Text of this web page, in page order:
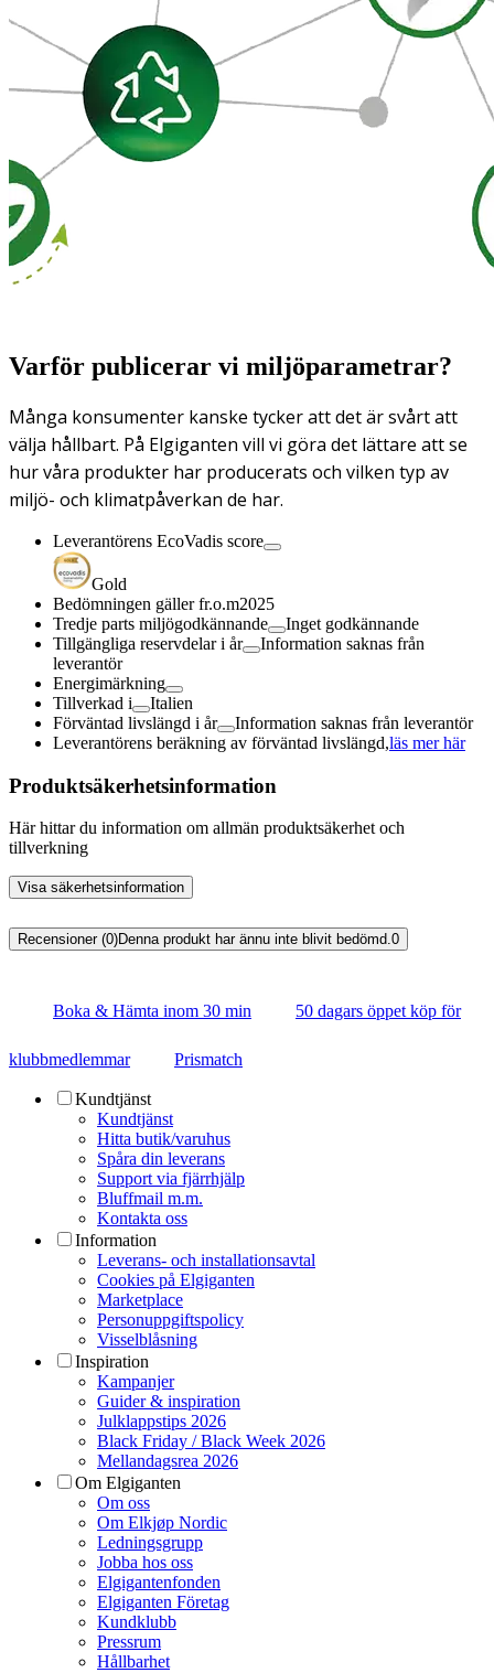
Varför publicerar vi miljöparametrar?
Många konsumenter kanske tycker att det är svårt att
välja hållbart. På Elgiganten vill vi göra det lättare att se
hur våra produkter har producerats och vilken typ av
miljö- och klimatpåverkan de har.
Leverantörens EcoVadis score
Gold
Bedömningen gäller fr.o.m2025
Tredje parts miljögodkännande
Inget godkännande
Tillgängliga reservdelar i år
Information saknas från
leverantör
Energimärkning
Tillverkad i
Italien
Förväntad livslängd i år
Information saknas från leverantör
Leverantörens beräkning av förväntad livslängd,läs mer här
Produktsäkerhetsinformation
Här hittar du information om allmän produktsäkerhet och
tillverkning
Visa säkerhetsinformation
Recensioner (0)Denna produkt har ännu inte blivit bedömd.0
Boka & Hämta inom 30 min 50 dagars öppet köp för
klubbmedlemmar Prismatch
Kundtjänst
Kundtjänst
Hitta butik/varuhus
Spåra din leverans
Support via fjärrhjälp
Bluffmail m.m.
Kontakta oss
Information
Leverans- och installationsavtal
Cookies på Elgiganten
Marketplace
Personuppgiftspolicy
Visselblåsning
Inspiration
Kampanjer
Guider & inspiration
Julklappstips 2026
Black Friday / Black Week 2026
Mellandagsrea 2026
Om Elgiganten
Om oss
Om Elkjøp Nordic
Ledningsgrupp
Jobba hos oss
Elgigantenfonden
Elgiganten Företag
Kundklubb
Pressrum
Hållbarhet